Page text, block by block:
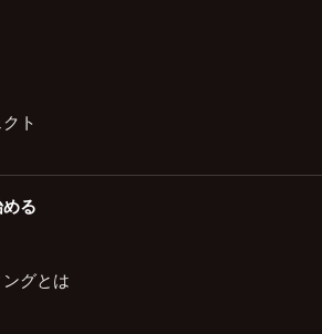
ト
る
グとは